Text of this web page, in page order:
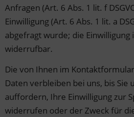
Anfragen (Art. 6 Abs. 1 lit. f
Einwilligung (Art. 6 Abs. 1 lit. a
abgefragt wurde; die Einwilligung
widerrufbar.
Die von Ihnen im
Daten verbleiben bei uns, bis Sie
auffordern, Ihre Einwilligung zur
widerrufen oder der Zweck für